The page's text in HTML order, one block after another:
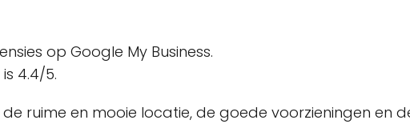
op Google My Business.
4.4/5.
ruime en mooie locatie, de goede voorzieningen en